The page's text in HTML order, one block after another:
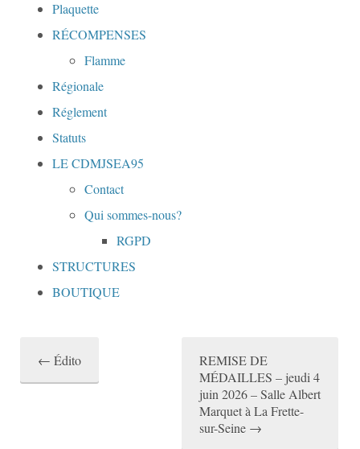
Plaquette
RÉCOMPENSES
Flamme
Régionale
Réglement
Statuts
LE CDMJSEA95
Contact
Qui sommes-nous?
RGPD
STRUCTURES
BOUTIQUE
← Édito
REMISE DE
MÉDAILLES – jeudi 4
juin 2026 – Salle Albert
Marquet à La Frette-
sur-Seine →